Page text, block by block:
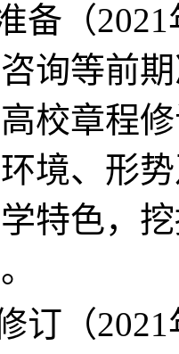
备（2021
询等前
校章程
境、形
特色，
订（2021